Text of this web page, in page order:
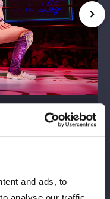
and ads, to